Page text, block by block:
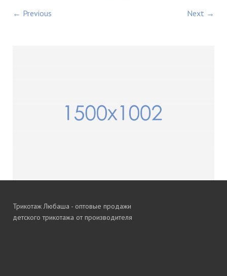
← Previous Next →
Трикотаж Любаша - оптовые продажи
детского трикотажа от производителя